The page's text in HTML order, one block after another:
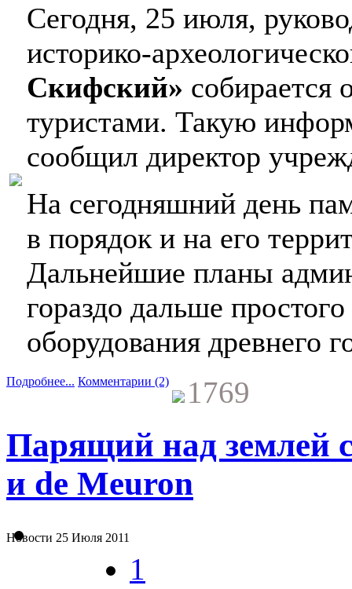
Сегодня, 25 июля,
историко-
Скифский» собирается
туристами. Такую
сообщил директор
На сегодняшний день
в порядок и на его
Дальнейшие планы
гораздо дальше
оборудования древнего
Подробнее... Комментарии (2) 1769
Парящий над землей
и de Meuron
Новости 25 Июля 2011
1